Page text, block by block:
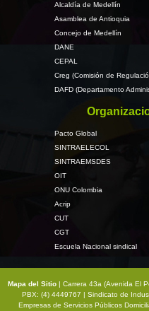
Alcaldía de Medellín
Asamblea de Antioquia
Concejo de Medellín
DANE
CEPAL
Creg (Comisión de
DAFD (Departamento
Pacto Global
SINTRAELECOL
SINTRAEMSDES
OIT
ONU Colombia
Acrip
CUT
CGT
Escuela Nacional sindical
Mapa del Sitio
| Carrera 43a (Avenida El
PBX: (4) 4449767 | Sindicato de
Empresas de Servicios Públicos